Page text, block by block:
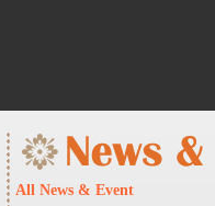
All News & Event